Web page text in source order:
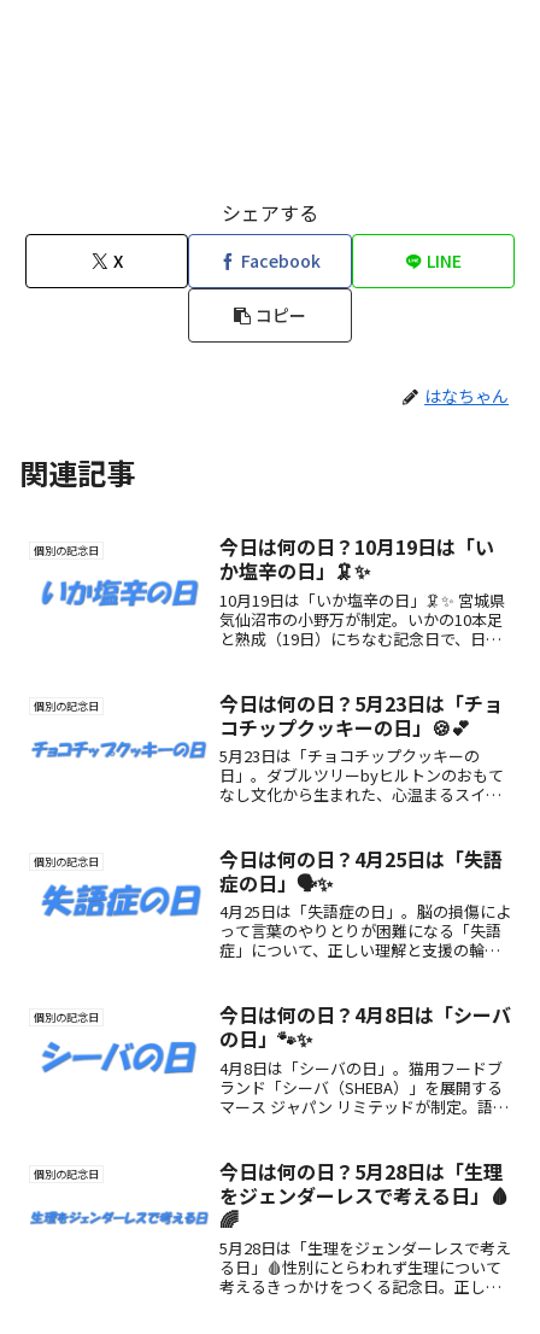
シェアする
X Facebook LINE
コピー
はなちゃん
関連記事
個別の記念日
今日は何の日？10月19日は「い
か塩辛の日」🦑✨
10月19日は「いか塩辛の日」🦑✨ 宮城県
気仙沼市の小野万が制定。いかの10本足
と熟成（19日）にちなむ記念日で、日本
個別の記念日
今日は何の日？5月23日は「チョ
コチップクッキーの日」🍪💕
5月23日は「チョコチップクッキーの
日」。ダブルツリーbyヒルトンのおもて
なし文化から生まれた、心温まるスイー
個別の記念日
今日は何の日？4月25日は「失語
症の日」🗣️✨
4月25日は「失語症の日」。脳の損傷によ
って言葉のやりとりが困難になる「失語
症」について、正しい理解と支援の輪を
せる社会を考えるきっかけにしましょ
う。
個別の記念日
今日は何の日？4月8日は「シーバ
の日」🐾✨
4月8日は「シーバの日」。猫用フードブ
ランド「シーバ（SHEBA）」を展開する
マース ジャパン リミテッドが制定。語呂
個別の記念日
今日は何の日？5月28日は「生理
をジェンダーレスで考える日」🩸
🌈
5月28日は「生理をジェンダーレスで考え
る日」🩸性別にとらわれず生理について
考えるきっかけをつくる記念日。正しい